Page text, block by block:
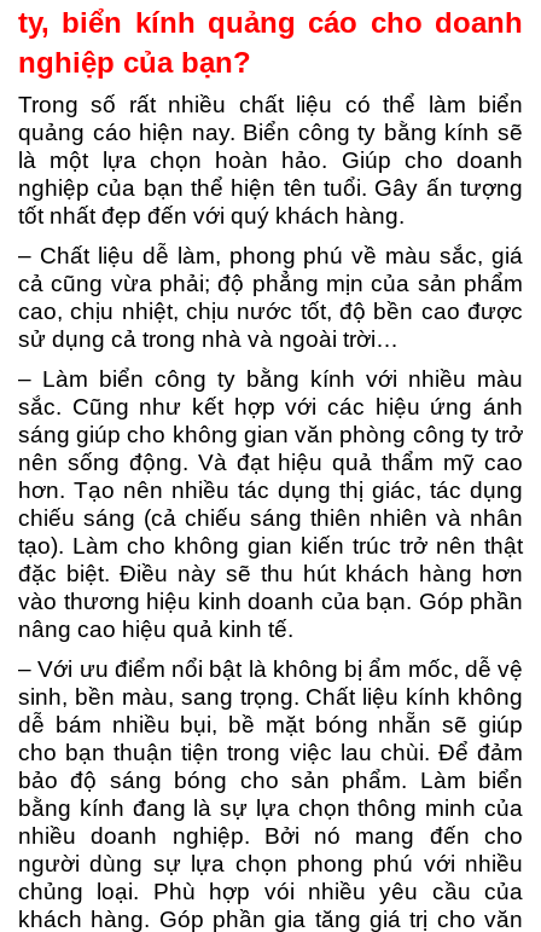
ty, biển kính quảng cáo cho doanh
nghiệp của bạn?
Trong số rất nhiều chất liệu có thể làm biển
quảng cáo hiện nay. Biển công ty bằng kính sẽ
là một lựa chọn hoàn hảo. Giúp cho doanh
nghiệp của bạn thể hiện tên tuổi. Gây ấn tượng
tốt nhất đẹp đến với quý khách hàng.
– Chất liệu dễ làm, phong phú về màu sắc, giá
cả cũng vừa phải; độ phẳng mịn của sản phẩm
cao, chịu nhiệt, chịu nước tốt, độ bền cao được
sử dụng cả trong nhà và ngoài trời…
– Làm biển công ty bằng kính với nhiều màu
sắc. Cũng như kết hợp với các hiệu ứng ánh
sáng giúp cho không gian văn phòng công ty trở
nên sống động. Và đạt hiệu quả thẩm mỹ cao
hơn. Tạo nên nhiều tác dụng thị giác, tác dụng
chiếu sáng (cả chiếu sáng thiên nhiên và nhân
tạo). Làm cho không gian kiến trúc trở nên thật
đặc biệt. Điều này sẽ thu hút khách hàng hơn
vào thương hiệu kinh doanh của bạn. Góp phần
nâng cao hiệu quả kinh tế.
– Với ưu điểm nổi bật là không bị ẩm mốc, dễ vệ
sinh, bền màu, sang trọng. Chất liệu kính không
dễ bám nhiều bụi, bề mặt bóng nhẵn sẽ giúp
cho bạn thuận tiện trong việc lau chùi. Để đảm
bảo độ sáng bóng cho sản phẩm. Làm biển
bằng kính đang là sự lựa chọn thông minh của
nhiều doanh nghiệp. Bởi nó mang đến cho
người dùng sự lựa chọn phong phú với nhiều
chủng loại. Phù hợp vói nhiều yêu cầu của
khách hàng. Góp phần gia tăng giá trị cho văn